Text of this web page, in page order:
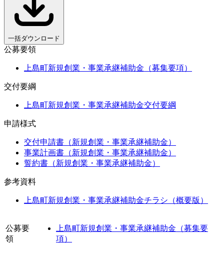
一括ダウンロード
公募要領
上島町新規創業・事業承継補助金（募集要項）
交付要綱
上島町新規創業・事業承継補助金交付要綱
申請様式
交付申請書（新規創業・事業承継補助金）
事業計画書（新規創業・事業承継補助金）
誓約書（新規創業・事業承継補助金）
参考資料
上島町新規創業・事業承継補助金チラシ（概要版）
公募要
領
上島町新規創業・事業承継補助金（募集要
項）